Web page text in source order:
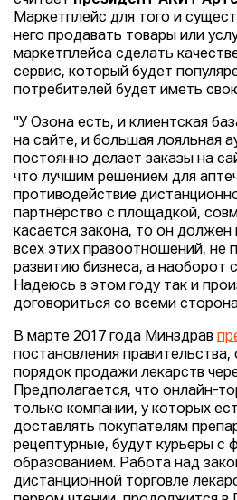
Маркетплейс для того и
него продавать товары или
маркетплейса сделать
сервис, который будет
потребителей будет иметь
"У Озона есть, и клиентская
на сайте, и большая лояльная
постоянно делает заказы на
что лучшим решением для
противодействие
партнёрство с площадкой,
касается закона, то он должен
всех этих правоотношений, не
развитию бизнеса, а наоборот
Надеюсь в этом году так и
договориться со всеми
В марте 2017 года Минздрав
постановления
порядок продажи лекарств
Предполагается, что онлайн-
только компании, у которых
доставлять покупателям
рецептурные, будут курьеры с
образованием. Работа над
дистанционной торговле